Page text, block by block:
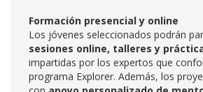
Formación presencial y online
Los jóvenes seleccionados podrán
sesiones online, talleres y
impartidas por los expertos que
programa Explorer. Además, los